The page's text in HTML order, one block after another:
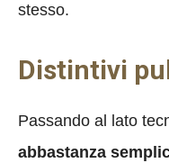
stesso.
Distintivi
Passando al lato
abbastanza